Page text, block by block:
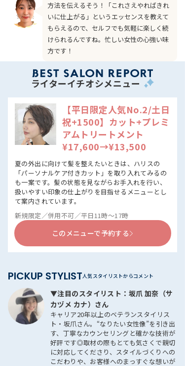
方法を伝えるそう！「これさえやればきれ
いに仕上がる」というエッセンスを教えて
もらえるので、セルフでも気軽に楽しく続
けられるんですね。忙しい女性の心強い味
方です！
ライターイチオシメニュー
【平日限定人気No.2/土日
祝+1500】カット+プレミ
アムトリートメント
¥17,600→¥13,500​​
夏の外出に向けて髪を整えたいときは、ハリスの
「パーソナルケア付きカット」を取り入れてみるの
も一案です。髪の状態を見ながらお手入れを行い、
扱いやすい印象の仕上がりを目指せるメニューとし
て案内されています。
新規限定／併用不可／平日11時～17時
このメニューで予約する
PICKUP STYLIST
▼注目のスタイリスト：坂爪 加奈（サ
カヅメ カナ）さん
キャリア20年以上のベテランスタイリス
ト・坂爪さん。“なりたい女性像”を引き出
す、丁寧なカウンセリングと確かな技術が
好評です◎取材の際もとても気さくで親切
に対応してくださり、スタイルづくりへの
こだわりや、お客様へのまっすぐな想いが